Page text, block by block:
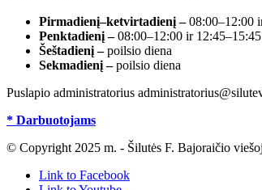
Pirmadienį–ketvirtadienį –08:00–12:00
Penktadienį –08:00–12:00 ir 12:45–15:45
Šeštadienį –poilsio diena
Sekmadienį –poilsio diena
Puslapio administratorius
* Darbuotojams
© Copyright 2025 m. - Šilutės F. Bajoraičio
Link to Facebook